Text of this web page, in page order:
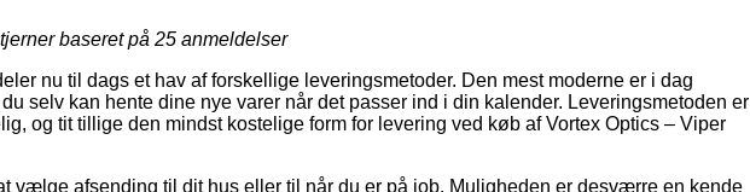
baseret på 25 anmeldelser
nu til dags et hav af forskellige leveringsmetoder. Den mest moderne er i dag
selv kan hente dine nye varer når det passer ind i din kalender. Leveringsmetoden er
og tit tillige den mindst kostelige form for levering ved køb af Vortex Optics – Viper
vælge afsending til dit hus eller til når du er på job. Muligheden er desværre en kende